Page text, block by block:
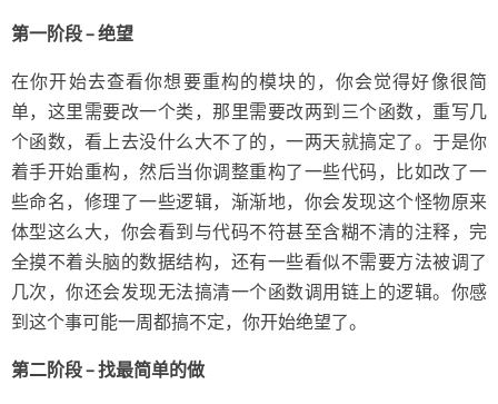
第一阶段 – 绝望
在你开始去查看你想要重构的模块的，你会觉得好像很简
单，这里需要改一个类，那里需要改两到三个函数，重写几
个函数，看上去没什么大不了的，一两天就搞定了。于是你
着手开始重构，然后当你调整重构了一些代码，比如改了一
些命名，修理了一些逻辑，渐渐地，你会发现这个怪物原来
体型这么大，你会看到与代码不符甚至含糊不清的注释，完
全摸不着头脑的数据结构，还有一些看似不需要方法被调了
几次，你还会发现无法搞清一个函数调用链上的逻辑。你感
到这个事可能一周都搞不定，你开始绝望了。
第二阶段 – 找最简单的做